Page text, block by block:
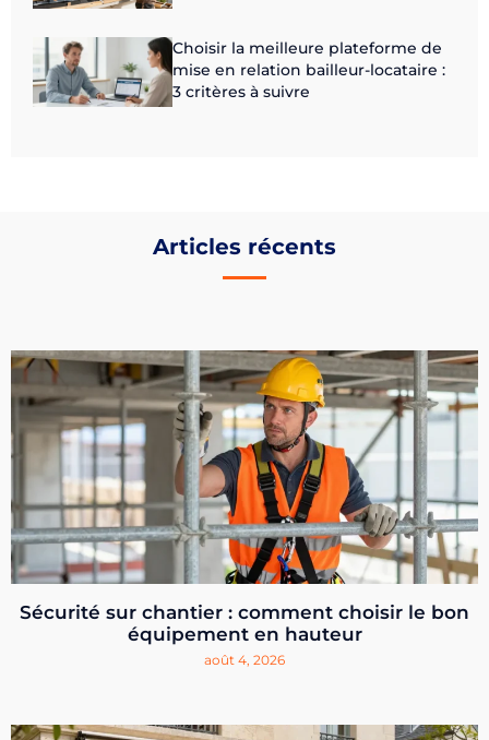
Choisir la meilleure plateforme de
mise en relation bailleur-locataire :
3 critères à suivre
Articles récents
Sécurité sur chantier : comment choisir le bon
équipement en hauteur
août 4, 2026